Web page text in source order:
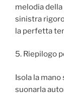
melodia
sinistra
la perfetta
5. Riepilogo
Isola la
suonarla